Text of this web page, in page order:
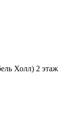
Холл) 2 этаж